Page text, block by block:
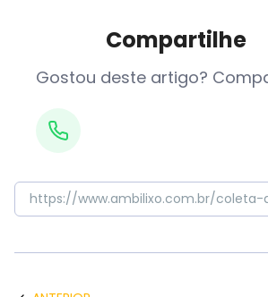
Compartilhe
Gostou deste artigo?